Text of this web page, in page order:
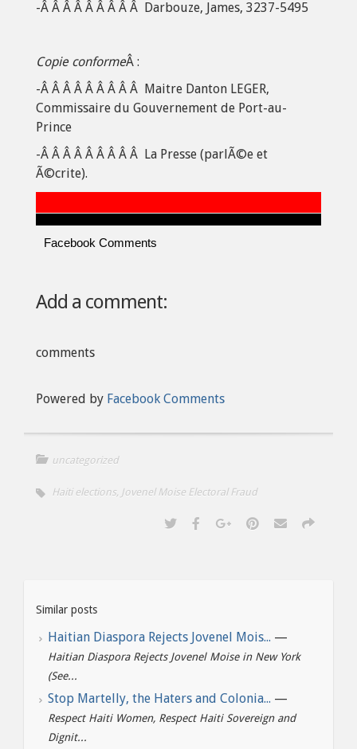
-Â Â Â Â Â Â Â Â Â Darbouze, James, 3237-5495
Copie conformeÂ :
-Â Â Â Â Â Â Â Â Â Maitre Danton LEGER,
Commissaire du Gouvernement de Port-au-
Prince
-Â Â Â Â Â Â Â Â Â La Presse (parlÃ©e et
Ã©crite).
Facebook Comments
Add a comment:
comments
Powered by Facebook Comments
uncategorized
Haiti elections Jovenel Moise Electoral Fraud
Similar posts
Haitian Diaspora Rejects Jovenel Mois... —
Haitian Diaspora Rejects Jovenel Moise in New York
(See...
Stop Martelly, the Haters and Colonia... —
Respect Haiti Women, Respect Haiti Sovereign and
Dignit...